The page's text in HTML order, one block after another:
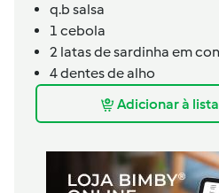
q.b salsa
1 cebola
2 latas de sardinha em
4dentes de alho
Adicionar à